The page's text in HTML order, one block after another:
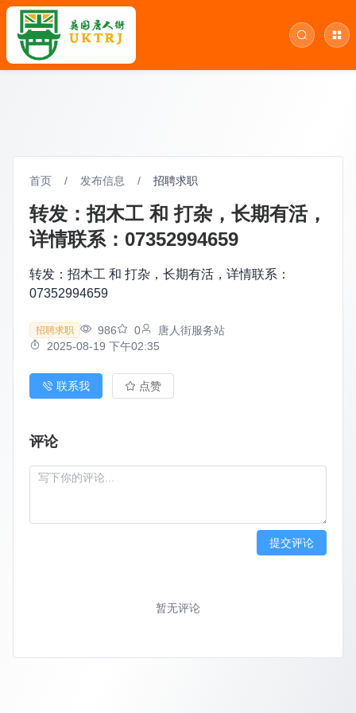
首页 / 发布信息 / 招聘求职
转发：招木工 和 打杂，长期有活，
详情联系：07352994659
转发：招木工 和 打杂，长期有活，详情联系：
07352994659
招聘求职 986 0
唐人街服务站
2025-08-19 下午02:35
联系我 点赞
评论
提交评论
暂无评论